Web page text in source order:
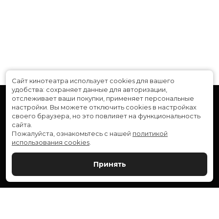
Расписание
Скоро в кино
Служба поддержки
Сайт кинотеатра использует cookies для вашего
удобства: сохраняет данные для авторизации,
отслеживает ваши покупки, применяет персональные
настройки. Вы можете отключить cookies в настройках
своего браузера, но это повлияет на функциональность
сайта.
Пожалуйста, ознакомьтесь с нашей политикой
использования cookies
Принять